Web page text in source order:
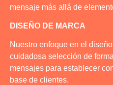
mensaje más allá de
DISEÑO DE MARCA
Nuestro enfoque en el
cuidadosa selección de
mensajes para establecer
base de clientes.